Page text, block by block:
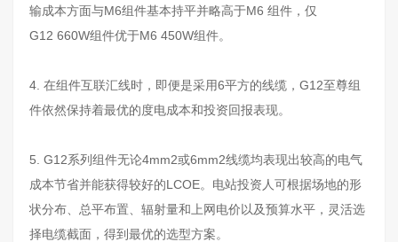
输成本方面与M6组件基本持平并略高于M6 组件，仅
G12 660W组件优于M6 450W组件。
4. 在组件互联汇线时，即便是采用6平方的线缆，G12至尊组
件依然保持着最优的度电成本和投资回报表现。
5. G12系列组件无论4mm2或6mm2线缆均表现出较高的电气
成本节省并能获得较好的LCOE。电站投资人可根据场地的形
状分布、总平布置、辐射量和上网电价以及预算水平，灵活选
择电缆截面，得到最优的选型方案。